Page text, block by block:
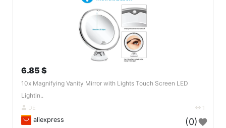
6.85 $
10x Magnifying Vanity Mirror with Lights Touch Screen LED
Lightin..
DE 1
aliexpress (0)